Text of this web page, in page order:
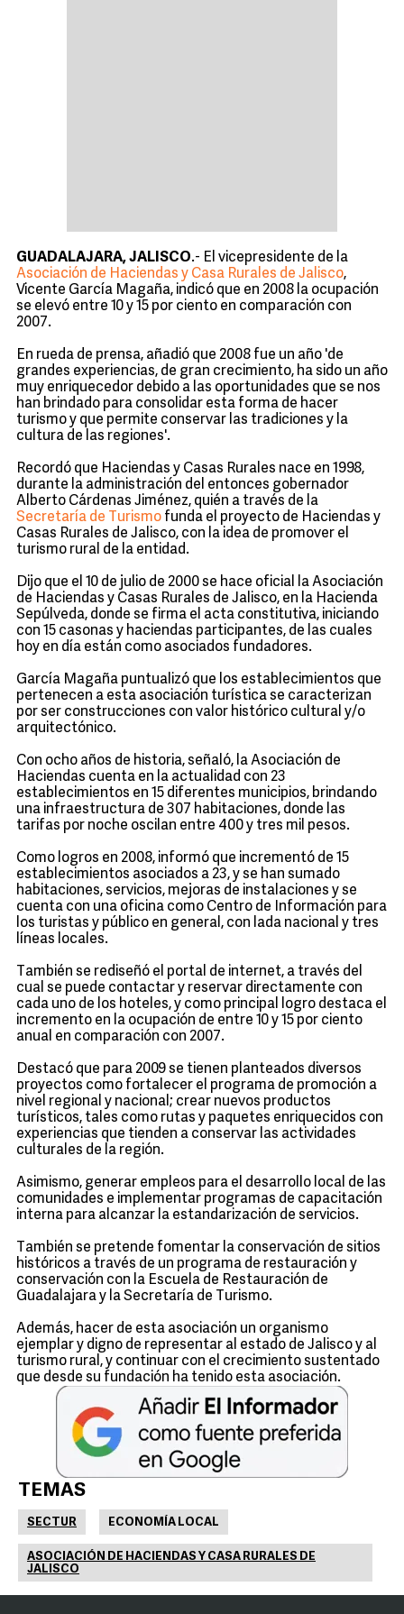
GUADALAJARA, JALISCO.- El vicepresidente de la
Asociación de Haciendas y Casa Rurales de Jalisco,
Vicente García Magaña, indicó que en 2008 la ocupación
se elevó entre 10 y 15 por ciento en comparación con
2007.
En rueda de prensa, añadió que 2008 fue un año 'de
grandes experiencias, de gran crecimiento, ha sido un año
muy enriquecedor debido a las oportunidades que se nos
han brindado para consolidar esta forma de hacer
turismo y que permite conservar las tradiciones y la
cultura de las regiones'.
Recordó que Haciendas y Casas Rurales nace en 1998,
durante la administración del entonces gobernador
Alberto Cárdenas Jiménez, quién a través de la
Secretaría de Turismo funda el proyecto de Haciendas y
Casas Rurales de Jalisco, con la idea de promover el
turismo rural de la entidad.
Dijo que el 10 de julio de 2000 se hace oficial la Asociación
de Haciendas y Casas Rurales de Jalisco, en la Hacienda
Sepúlveda, donde se firma el acta constitutiva, iniciando
con 15 casonas y haciendas participantes, de las cuales
hoy en día están como asociados fundadores.
García Magaña puntualizó que los establecimientos que
pertenecen a esta asociación turística se caracterizan
por ser construcciones con valor histórico cultural y/o
arquitectónico.
Con ocho años de historia, señaló, la Asociación de
Haciendas cuenta en la actualidad con 23
establecimientos en 15 diferentes municipios, brindando
una infraestructura de 307 habitaciones, donde las
tarifas por noche oscilan entre 400 y tres mil pesos.
Como logros en 2008, informó que incrementó de 15
establecimientos asociados a 23, y se han sumado
habitaciones, servicios, mejoras de instalaciones y se
cuenta con una oficina como Centro de Información para
los turistas y público en general, con lada nacional y tres
líneas locales.
También se rediseñó el portal de internet, a través del
cual se puede contactar y reservar directamente con
cada uno de los hoteles, y como principal logro destaca el
incremento en la ocupación de entre 10 y 15 por ciento
anual en comparación con 2007.
Destacó que para 2009 se tienen planteados diversos
proyectos como fortalecer el programa de promoción a
nivel regional y nacional; crear nuevos productos
turísticos, tales como rutas y paquetes enriquecidos con
experiencias que tienden a conservar las actividades
culturales de la región.
Asimismo, generar empleos para el desarrollo local de las
comunidades e implementar programas de capacitación
interna para alcanzar la estandarización de servicios.
También se pretende fomentar la conservación de sitios
históricos a través de un programa de restauración y
conservación con la Escuela de Restauración de
Guadalajara y la Secretaría de Turismo.
Además, hacer de esta asociación un organismo
ejemplar y digno de representar al estado de Jalisco y al
turismo rural, y continuar con el crecimiento sustentado
que desde su fundación ha tenido esta asociación.
TEMAS
SECTUR ECONOMÍA LOCAL
ASOCIACIÓN DE HACIENDAS Y CASA RURALES DE
JALISCO